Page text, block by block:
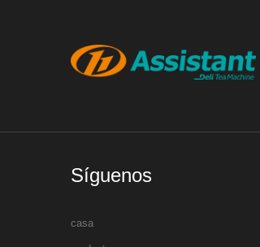
Síguenos
casa